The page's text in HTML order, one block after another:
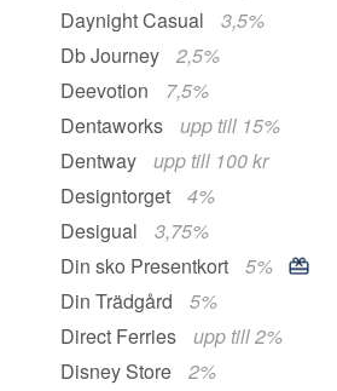
Daynight Casual
3,5%
Db Journey
2,5%
Deevotion
7,5%
Dentaworks
upp till 15%
Dentway
upp till 100 kr
Designtorget
4%
Desigual
3,75%
Din sko Presentkort
5%
Din Trädgård
5%
Direct Ferries
upp till 2%
Disney Store
2%